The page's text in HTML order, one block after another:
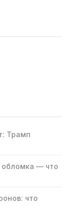
Трамп
— что
что